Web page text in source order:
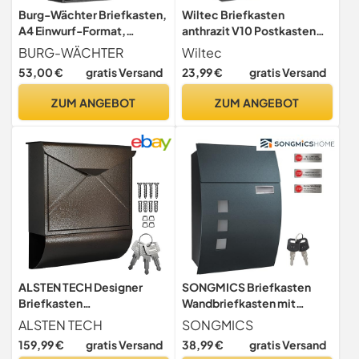
Burg-Wächter Briefkasten,
A4 Einwurf-Format,
Vollflächig verzinkt,
Strukturlackiert, Letter
5832 E, Eisen
BURG-WÄCHTER
53,00 € gratis Versand
ZUM ANGEBOT
Wiltec Briefkasten
anthrazit V10 Postkasten
mit Namensschild, großem
Briefschlitz und 2
Schlüsseln
pulverbeschichtetem Stahl
Wiltec
23,99 € gratis Versand
ZUM ANGEBOT
ALSTEN TECH Designer
Briefkasten
Wandbriefkasten
Postkasten Braun Antik
ALSTEN TECH
159,99 € gratis Versand
SONGMICS Briefkasten
Wandbriefkasten mit
Sichtfenster, Platz für
Namen, 2 Schlüssel, Grau
Anthrazit GMB030G02
SONGMICS
38,99 € gratis Versand